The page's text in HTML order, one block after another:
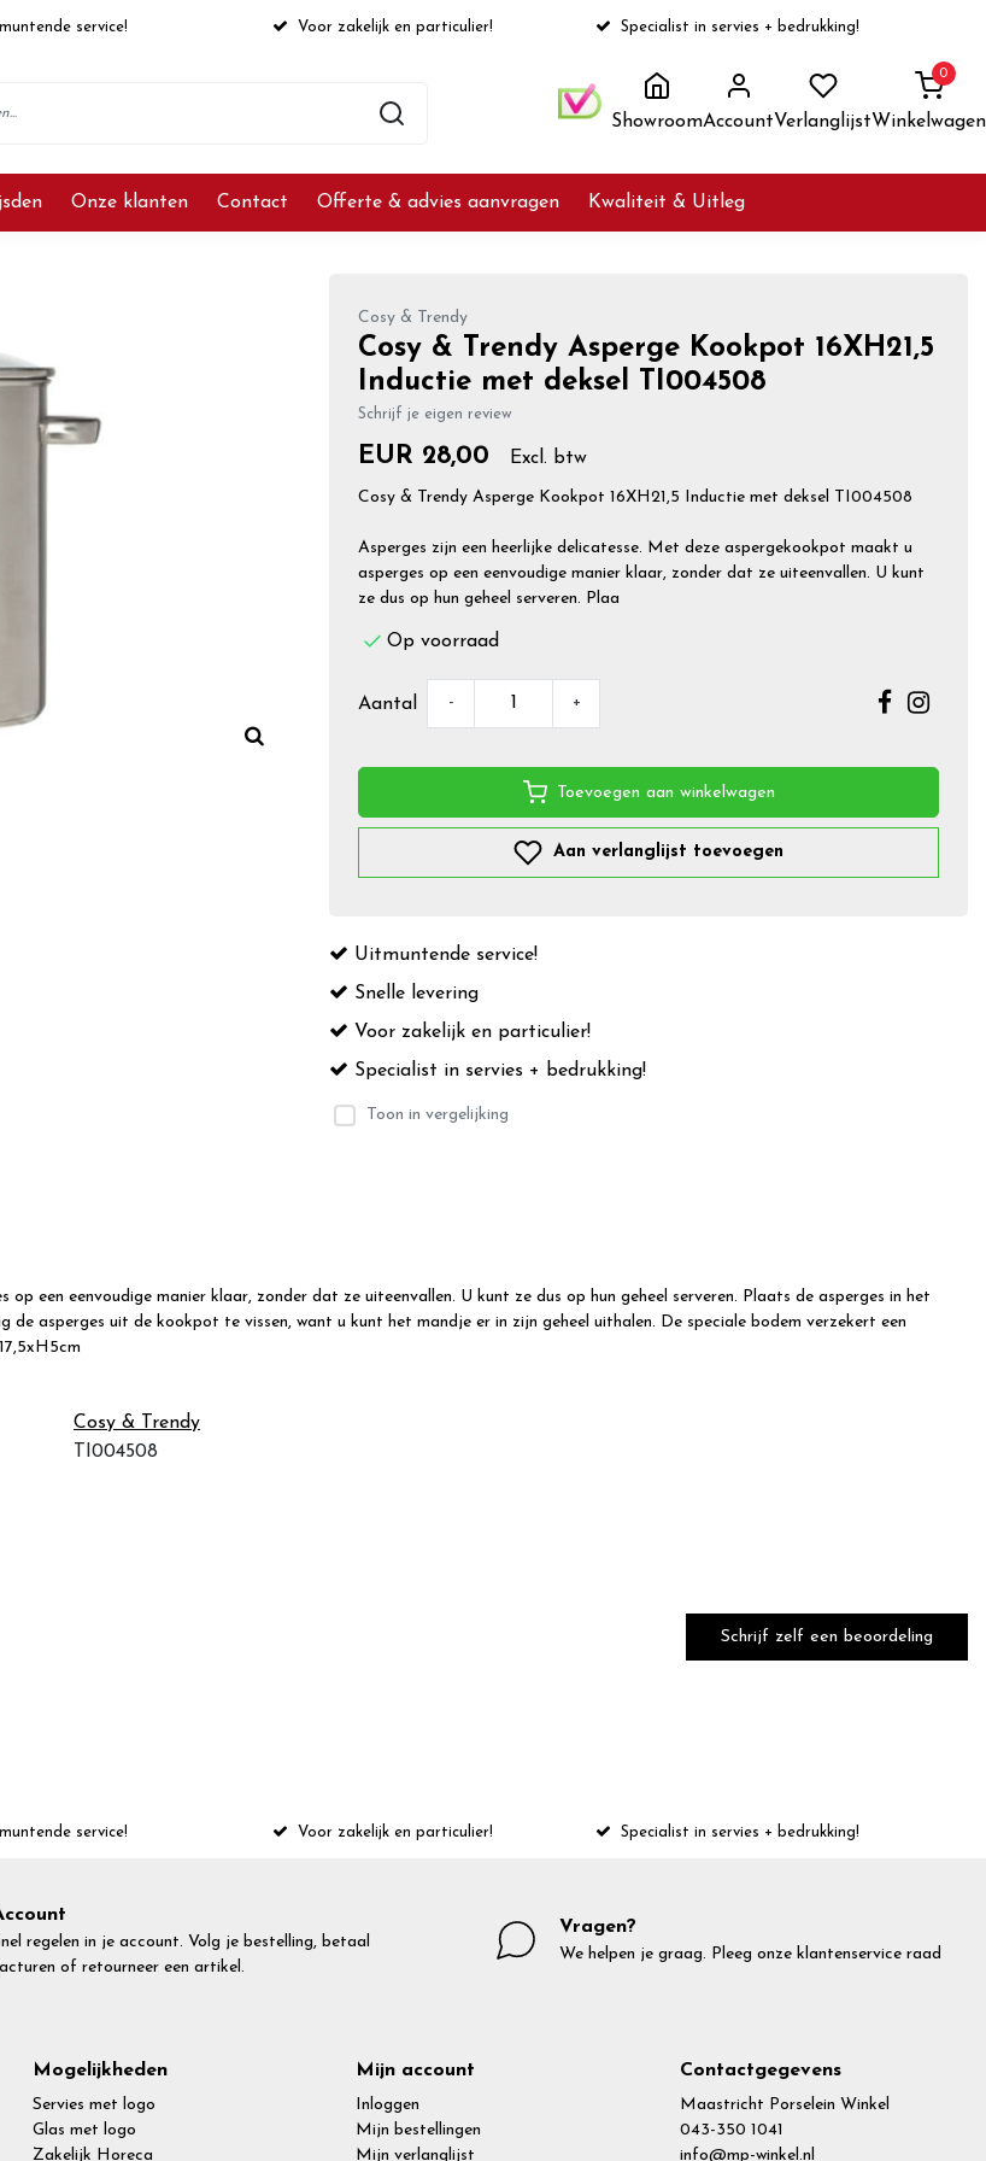
service! Voor zakelijk en particulier! Specialist in servies + bedrukking!
ShowroomAccountVerlanglijst
0
Winkelwagen
Onze klanten Contact Offerte & advies aanvragen Kwaliteit & Uitleg
Cosy & Trendy
Cosy & Trendy Asperge Kookpot 16XH21,5
Inductie met deksel TI004508
Schrijf je eigen review
EUR 28,00 Excl. btw
Cosy & Trendy Asperge Kookpot 16XH21,5 Inductie met deksel TI004508
Asperges zijn een heerlijke delicatesse. Met deze aspergekookpot maakt u
asperges op een eenvoudige manier klaar, zonder dat ze uiteenvallen. U kunt
ze dus op hun geheel serveren. Plaa
Op voorraad
Aantal - +
Toevoegen aan winkelwagen
Aan verlanglijst toevoegen
Uitmuntende service!
Snelle levering
Voor zakelijk en particulier!
Specialist in servies + bedrukking!
Toon in vergelijking
een eenvoudige manier klaar, zonder dat ze uiteenvallen. U kunt ze dus op hun geheel serveren. Plaats de asperges in het
asperges uit de kookpot te vissen, want u kunt het mandje er in zijn geheel uithalen. De speciale bodem verzekert een
Cosy & Trendy
TI004508
Schrijf zelf een beoordeling
service! Voor zakelijk en particulier! Specialist in servies + bedrukking!
regelen in je account. Volg je bestelling, betaal
of retourneer een artikel.
Vragen?
We helpen je graag. Pleeg onze klantenservice raad
Mogelijkheden
Servies met logo
Glas met logo
Zakelijk Horeca
Mijn account
Inloggen
Mijn bestellingen
Mijn verlanglijst
Contactgegevens
Maastricht Porselein Winkel
043-350 1041
info@mp-winkel.nl